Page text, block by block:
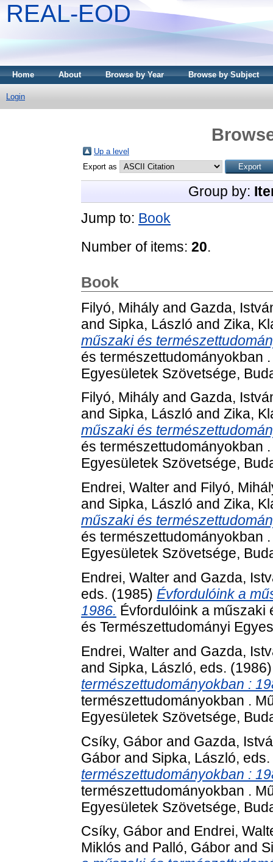
REAL-EOD
Home About Browse by Year Browse by Subject
Login
Up a level
Export as
Group by:
Jump to: Book
Number of items: 20.
Book
Filyó, Mihály and Gazda,
and Sipka, László and Zika,
műszaki és
és természettudományokban
Egyesületek Szövetsége,
Filyó, Mihály and Gazda,
and Sipka, László and Zika,
műszaki és
és természettudományokban
Egyesületek Szövetsége,
Endrei, Walter and Filyó,
and Sipka, László and Zika,
műszaki és
és természettudományokban
Egyesületek Szövetsége,
Endrei, Walter and Gazda,
eds. (1985) Évfordulóink a
1986. Évfordulóink a műszaki
és Természettudományi
Endrei, Walter and Gazda,
and Sipka, László, eds.
természettudományokban :
természettudományokban .
Egyesületek Szövetsége,
Csíky, Gábor and Gazda,
Gábor and Sipka, László,
természettudományokban :
természettudományokban .
Egyesületek Szövetsége,
Csíky, Gábor and Endrei,
Miklós and Palló, Gábor and